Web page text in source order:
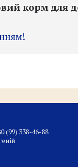
корм для
(99) 338-46-88